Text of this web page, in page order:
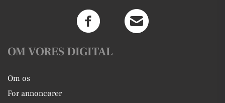
OM VORES DIGITAL
Om os
For annoncører